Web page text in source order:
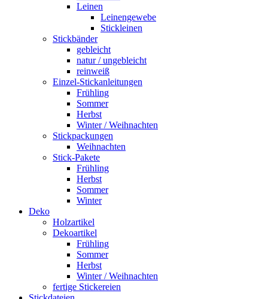
Leinen
Leinengewebe
Stickleinen
Stickbänder
gebleicht
natur / ungebleicht
reinweiß
Einzel-Stickanleitungen
Frühling
Sommer
Herbst
Winter / Weihnachten
Stickpackungen
Weihnachten
Stick-Pakete
Frühling
Herbst
Sommer
Winter
Deko
Holzartikel
Dekoartikel
Frühling
Sommer
Herbst
Winter / Weihnachten
fertige Stickereien